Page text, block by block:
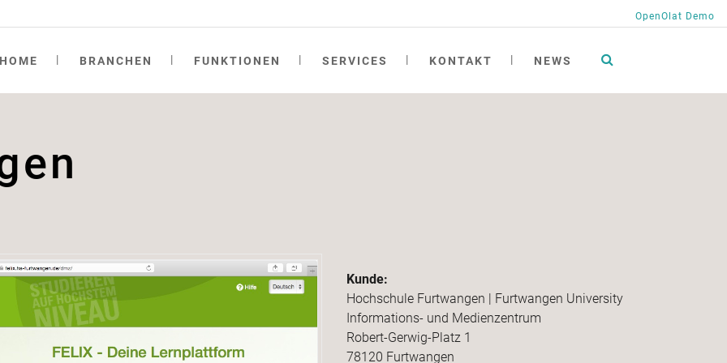
OpenOlat Demo
HOME BRANCHEN FUNKTIONEN SERVICES
OpenOlat academy
KONTAKT NEWS
Kunde:
Hochschule Furtwangen | Furtwangen University
Informations- und Medienzentrum
Robert-Gerwig-Platz 1
78120 Furtwangen